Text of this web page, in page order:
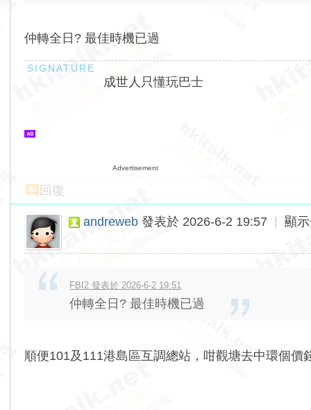
仲轉全日? 最佳時機已過
成世人只懂玩巴士
Advertisement
回復
andreweb 發表於 2026-6-2 19:57 顯
FBI2 發表於 2026-6-2 19:51
仲轉全日? 最佳時機已過
順便101及111港島區互調總站，咁觀塘去中環個價